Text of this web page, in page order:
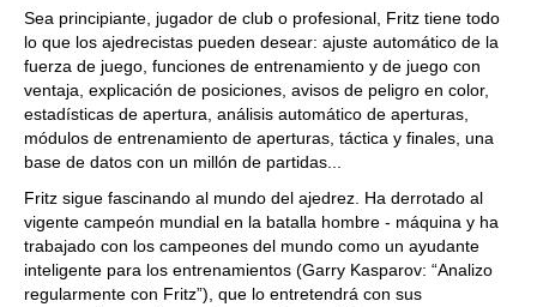
Sea principiante, jugador de club o profesional, Fritz tiene todo
lo que los ajedrecistas pueden desear: ajuste automático de la
fuerza de juego, funciones de entrenamiento y de juego con
ventaja, explicación de posiciones, avisos de peligro en color,
estadísticas de apertura, análisis automático de aperturas,
módulos de entrenamiento de aperturas, táctica y finales, una
base de datos con un millón de partidas...
Fritz sigue fascinando al mundo del ajedrez. Ha derrotado al
vigente campeón mundial en la batalla hombre - máquina y ha
trabajado con los campeones del mundo como un ayudante
inteligente para los entrenamientos (Garry Kasparov: “Analizo
regularmente con Fritz”), que lo entretendrá con sus